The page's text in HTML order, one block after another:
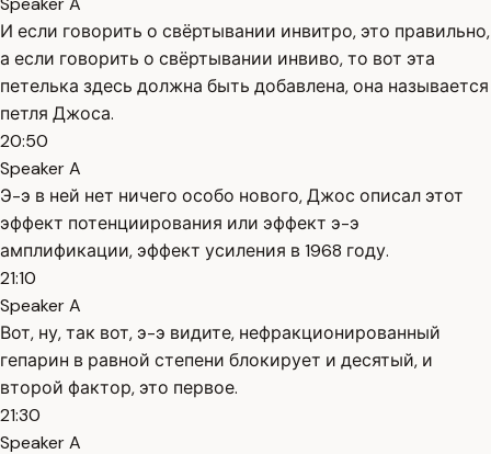
И если говорить о свёртывании инвитро, это правильно,
а если говорить о свёртывании инвиво, то вот эта
петелька здесь должна быть добавлена, она называется
петля Джоса.
20:50
Speaker A
Э-э в ней нет ничего особо нового, Джос описал этот
эффект потенциирования или эффект э-э
амплификации, эффект усиления в 1968 году.
21:10
Speaker A
Вот, ну, так вот, э-э видите, нефракционированный
гепарин в равной степени блокирует и десятый, и
второй фактор, это первое.
21:30
Speaker A